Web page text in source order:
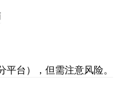
台），但需注意风险。